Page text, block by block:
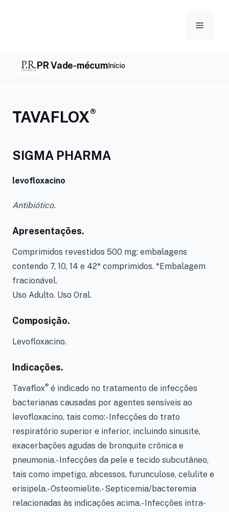
Menu
PR Vade-mécumInício
TAVAFLOX®
SIGMA PHARMA
levofloxacino
Antibiótico.
Apresentações.
Comprimidos revestidos 500 mg: embalagens
contendo 7, 10, 14 e 42* comprimidos. *Embalagem
fracionável.
Uso Adulto. Uso Oral.
Composição.
Levofloxacino.
Indicações.
Tavaflox® é indicado no tratamento de infecções
bacterianas causadas por agentes sensíveis ao
levofloxacino, tais como:- Infecções do trato
respiratório superior e inferior, incluindo sinusite,
exacerbações agudas de bronquite crônica e
pneumonia.- Infecções da pele e tecido subcutâneo,
tais como impetigo, abcessos, furunculose, celulite e
erisipela.- Osteomielite.- Septicemia/bacteremia
relacionadas às indicações acima.- Infecções intra-